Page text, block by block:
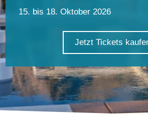
15. bis 18. Oktober 2026
Jetzt Tickets